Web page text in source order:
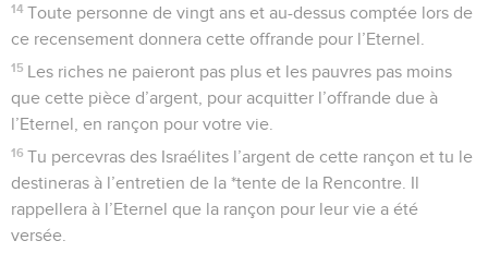
14 Toute personne de vingt ans et au-dessus comptée lors de
ce recensement donnera cette offrande pour l’Eternel.
15 Les riches ne paieront pas plus et les pauvres pas moins
que cette pièce d’argent, pour acquitter l’offrande due à
l’Eternel, en rançon pour votre vie.
16 Tu percevras des Israélites l’argent de cette rançon et tu le
destineras à l’entretien de la *tente de la Rencontre. Il
rappellera à l’Eternel que la rançon pour leur vie a été
versée.